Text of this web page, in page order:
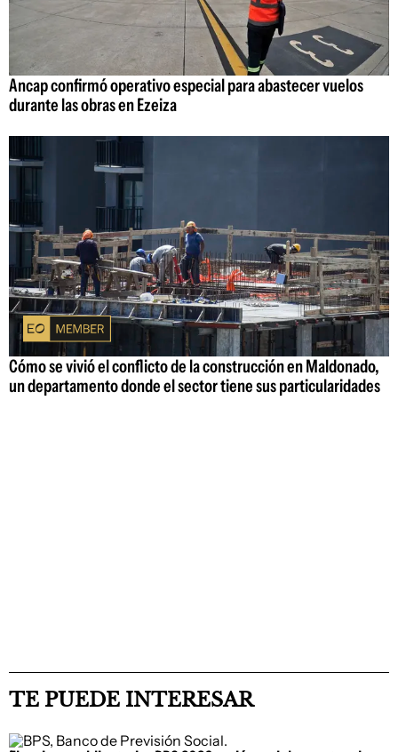
Ancap confirmó operativo especial para abastecer vuelos
durante las obras en Ezeiza
Cómo se vivió el conflicto de la construcción en Maldonado,
un departamento donde el sector tiene sus particularidades
TE PUEDE INTERESAR